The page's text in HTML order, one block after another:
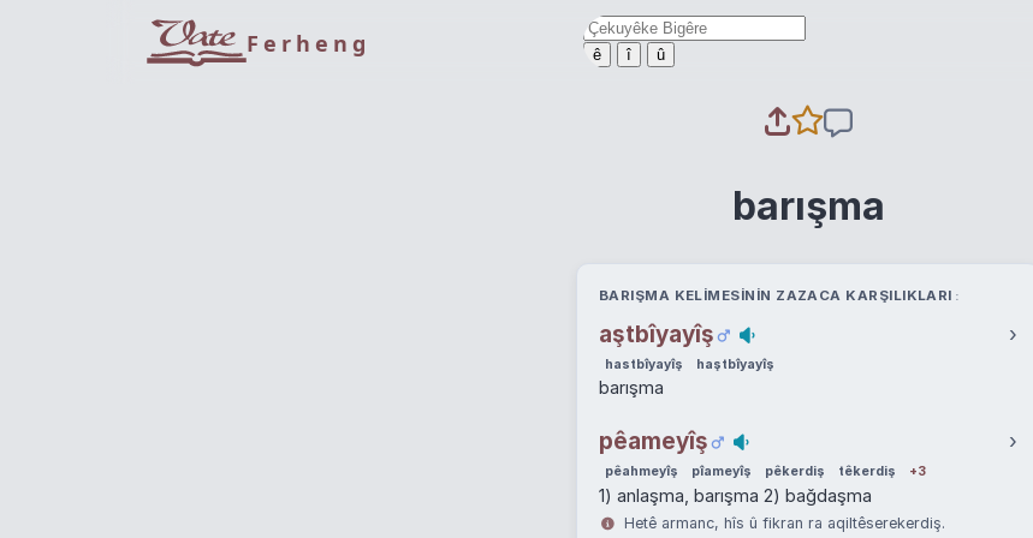
Ferheng ê î û
barışma
BARIŞMA KELIMESININ ZAZACA KARŞILIKLARI
aştbîyayîş ›
hastbîyayîş haştbîyayîş
barışma
pêameyîş ›
pêahmeyîş pîameyîş pêkerdiş têkerdiş +3
1) anlaşma, barışma 2) bağdaşma
Hetê armanc, hîs û fikran ra aqiltêserekerdiş.